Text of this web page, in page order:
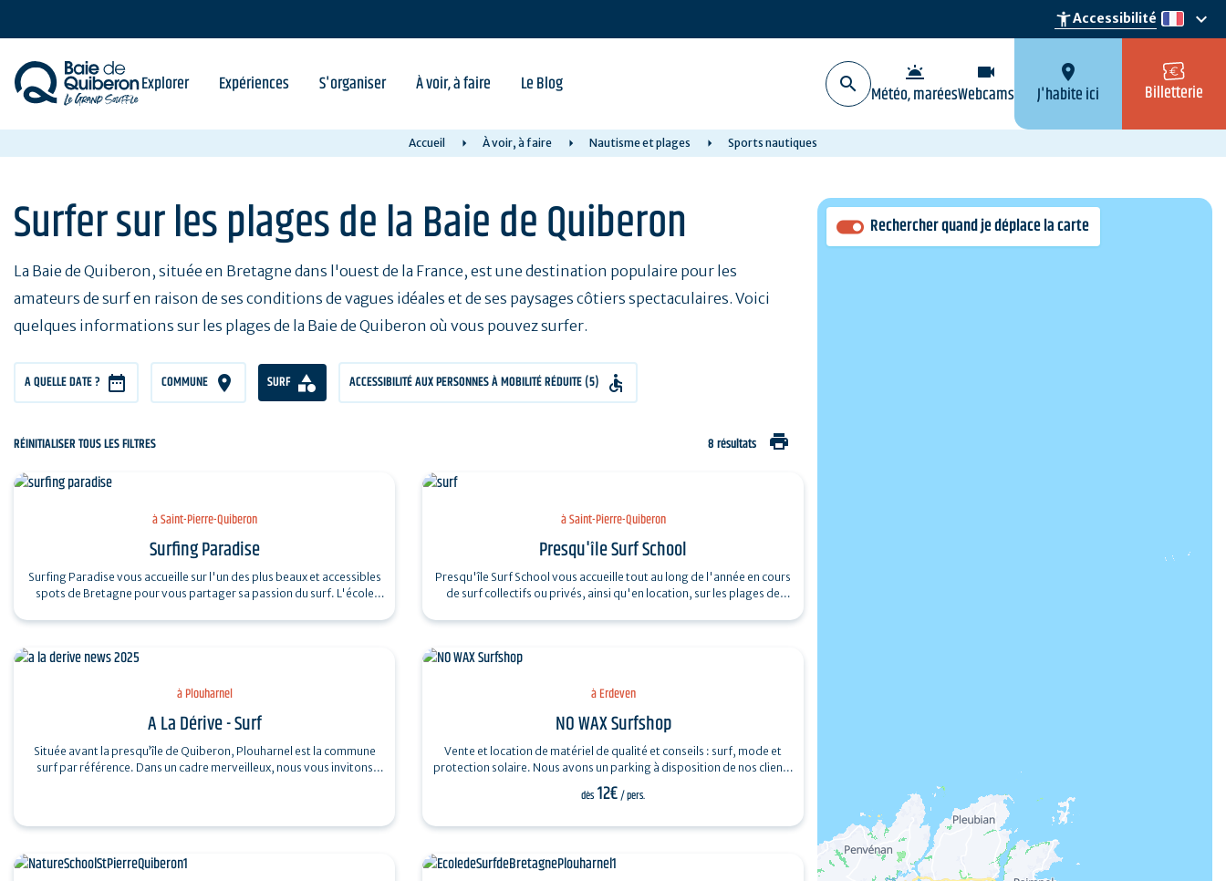
principal
accessibility_newAccessibilité fr
keyboard_arrow_down
Explorer Expériences S'organiser À voir, à faire Le Blog wb_twilight
Météo, marées
videocam
Webcams
location_on
J'habite ici Billetterie
Accueil À voir, à faire Nautisme et plages Sports nautiques
Surfer sur les plages de la Baie de Quiberon
La Baie de Quiberon, située en Bretagne dans l'ouest de la France, est une destination populaire pour les
amateurs de surf en raison de ses conditions de vagues idéales et de ses paysages côtiers spectaculaires. Voici
quelques informations sur les plages de la Baie de Quiberon où vous pouvez surfer.
A QUELLE DATE ? COMMUNE SURF ACCESSIBILITÉ AUX PERSONNES À MOBILITÉ RÉDUITE (5)
RÉINITIALISER TOUS LES FILTRES 8 résultats print
à Saint-Pierre-Quiberon
Surfing Paradise
Surfing Paradise vous accueille sur l'un des plus beaux et accessibles
spots de Bretagne pour vous partager sa passion du surf. L'école
à Saint-Pierre-Quiberon
Presqu'île Surf School
Presqu'île Surf School vous accueille tout au long de l'année en cours
de surf collectifs ou privés, ainsi qu'en location, sur les plages de
à Plouharnel
A La Dérive - Surf
Située avant la presqu’île de Quiberon, Plouharnel est la commune
surf par référence. Dans un cadre merveilleux, nous vous invitons
à Erdeven
NO WAX Surfshop
Vente et location de matériel de qualité et conseils : surf, mode et
protection solaire. Nous avons un parking à disposition de nos clients
et le spot…
dès 12€/ pers.
Rechercher quand je déplace la carte